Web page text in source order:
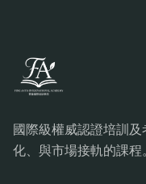
國際級權威認證培訓
化、與市場接軌的課程